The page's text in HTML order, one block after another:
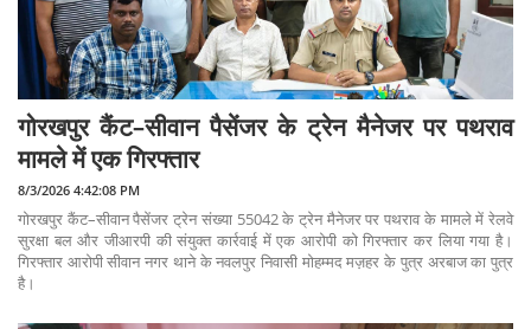
गोरखपुर कैंट–सीवान पैसेंजर के ट्रेन मैनेजर पर पथराव
मामले में एक गिरफ्तार
8/3/2026 4:42:08 PM
गोरखपुर कैंट–सीवान पैसेंजर ट्रेन संख्या 55042 के ट्रेन मैनेजर पर पथराव के मामले में रेलवे
सुरक्षा बल और जीआरपी की संयुक्त कार्रवाई में एक आरोपी को गिरफ्तार कर लिया गया है।
गिरफ्तार आरोपी सीवान नगर थाने के नवलपुर निवासी मोहम्मद मज़हर के पुत्र अरबाज का पुत्र
है।